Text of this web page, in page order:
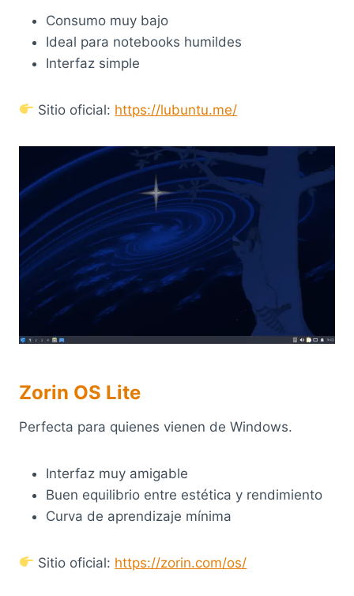
Consumo muy bajo
Ideal para notebooks humildes
Interfaz simple
Sitio oficial: https://lubuntu.me/
Zorin OS Lite
Perfecta para quienes vienen de Windows.
Interfaz muy amigable
Buen equilibrio entre estética y rendimiento
Curva de aprendizaje mínima
Sitio oficial: https://zorin.com/os/